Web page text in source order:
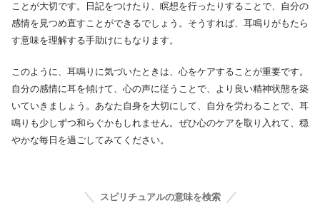
ことが大切です。日記をつけたり、瞑想を行ったりすることで、自分の
感情を見つめ直すことができるでしょう。そうすれば、耳鳴りがもたら
す意味を理解する手助けにもなります。
このように、耳鳴りに気づいたときは、心をケアすることが重要です。
自分の感情に耳を傾けて、心の声に従うことで、より良い精神状態を築
いていきましょう。あなた自身を大切にして、自分を労わることで、耳
鳴りも少しずつ和らぐかもしれません。ぜひ心のケアを取り入れて、穏
やかな毎日を過ごしてみてください。
スピリチュアルの意味を検索